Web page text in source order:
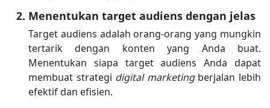
Menentukan target audiens dengan jelas
Target audiens adalah orang-orang yang mungkin
tertarik dengan konten yang Anda buat.
Menentukan siapa target audiens Anda dapat
membuat strategi digital marketing berjalan lebih
efektif dan efisien.